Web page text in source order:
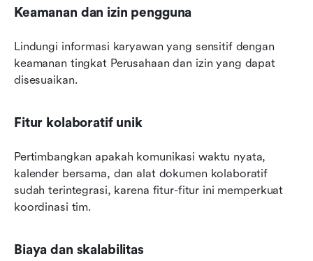
Keamanan dan izin pengguna
Lindungi informasi karyawan yang sensitif dengan
keamanan tingkat Perusahaan dan izin yang dapat
disesuaikan.
Fitur kolaboratif unik
Pertimbangkan apakah komunikasi waktu nyata,
kalender bersama, dan alat dokumen kolaboratif
sudah terintegrasi, karena fitur-fitur ini memperkuat
koordinasi tim.
Biaya dan skalabilitas